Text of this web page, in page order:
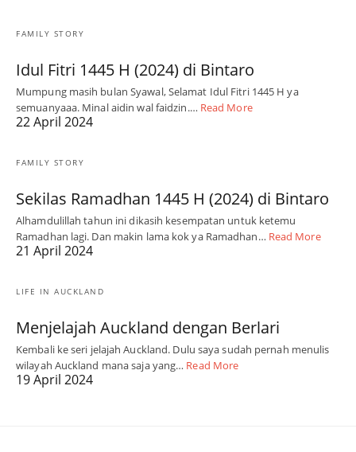
FAMILY STORY
Idul Fitri 1445 H (2024) di Bintaro
Mumpung masih bulan Syawal, Selamat Idul Fitri 1445 H ya
semuanyaaa. Minal aidin wal faidzin.… Read More
22 April 2024
FAMILY STORY
Sekilas Ramadhan 1445 H (2024) di Bintaro
Alhamdulillah tahun ini dikasih kesempatan untuk ketemu
Ramadhan lagi. Dan makin lama kok ya Ramadhan… Read More
21 April 2024
LIFE IN AUCKLAND
Menjelajah Auckland dengan Berlari
Kembali ke seri jelajah Auckland. Dulu saya sudah pernah menulis
wilayah Auckland mana saja yang… Read More
19 April 2024